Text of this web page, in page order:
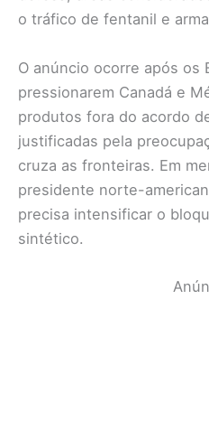
o tráfico de fentanil e
O anúncio ocorre após os
pressionarem Canadá e
produtos fora do acordo
justificadas pela
cruza as fronteiras. Em
presidente norte-
precisa intensificar o
sintético.